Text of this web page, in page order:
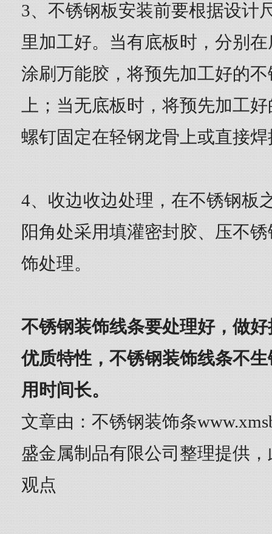
3、不锈钢板安装前要根据设计
里加工好。当有底板时，分别
涂刷万能胶，将预先加工好的
上；当无底板时，将预先加工
螺钉固定在轻钢龙骨上或直接
4、收边收边处理，在不锈钢板
阳角处采用填灌密封胶、压不
饰处理。
不锈钢装饰线条要处理好，做
优质特性，不锈钢装饰线条不
用时间长。
文章由：不锈钢装饰条
盛金属制品有限公司整理提供
观点